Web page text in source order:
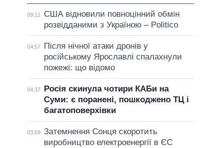
09:12
США відновили повноцінний обмін
розвідданими з Україною – Politico
04:57
Після нічної атаки дронів у
російському Ярославлі спалахнули
пожежі: що відомо
04:37
Росія скинула чотири КАБи на
Суми: є поранені, пошкоджено ТЦ і
багатоповерхівки
03:59 Затемнення Сонця скоротить
виробництво електроенергії в ЄС